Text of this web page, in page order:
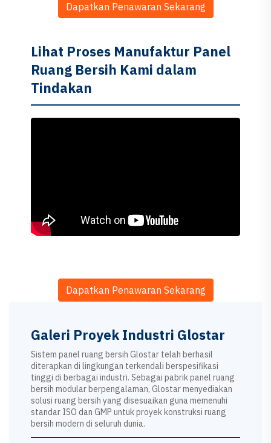
Dapatkan Penawaran Sekarang
Lihat Proses Manufaktur Panel
Ruang Bersih Kami dalam
Tindakan
Dapatkan Penawaran Sekarang
Galeri Proyek Industri Glostar
Sistem panel ruang bersih Glostar telah berhasil
diterapkan di lingkungan terkendali berspesifikasi
tinggi di berbagai industri. Sebagai pabrik panel ruang
bersih modular berpengalaman, Glostar menyediakan
solusi ruang bersih yang disesuaikan guna memenuhi
standar ISO dan GMP untuk proyek konstruksi ruang
bersih modern di seluruh dunia.